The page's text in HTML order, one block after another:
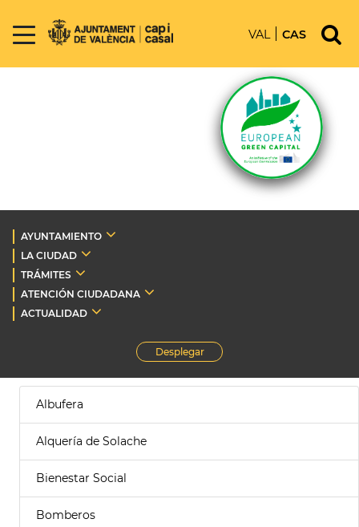
VAL CAS
AYUNTAMIENTO
LA CIUDAD
TRÁMITES
ATENCIÓN CIUDADANA
ACTUALIDAD
Desplegar
Albufera
Alquería de Solache
Bienestar Social
Bomberos